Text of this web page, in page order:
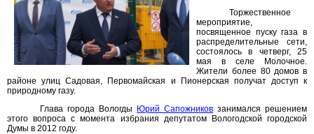
Торжественное
мероприятие,
посвященное пуску газа в
распределительные сети,
состоялось в четверг, 25
мая в селе Молочное.
Жители более 80 домов в
районе улиц Садовая, Первомайская и Пионерская получат доступ к
природному газу.
Глава города Вологды
Юрий Сапожников занимался решением
этого вопроса с момента избрания депутатом Вологодской городской
Думы в 2012 году.